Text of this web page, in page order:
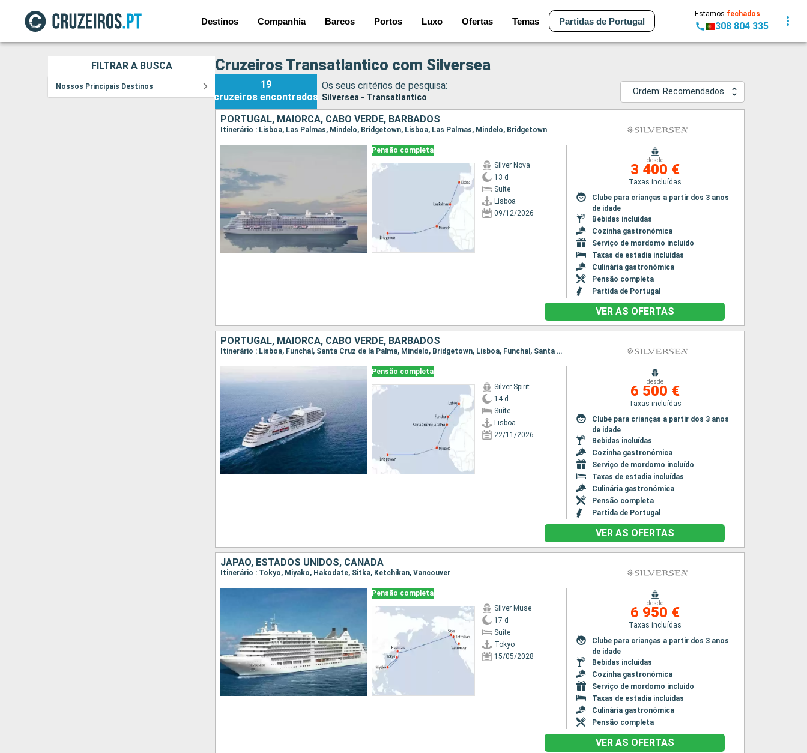
Destinos Companhia Barcos Portos Luxo Ofertas Temas Partidas de Portugal
Estamos fechados
308 804 335
FILTRAR A BUSCA
Nossos Principais Destinos
Cruzeiros Transatlantico com Silversea
19
cruzeiros encontrados
Os seus critérios de pesquisa:
Silversea - Transatlantico
Ordem: Recomendados
PORTUGAL, MAIORCA, CABO VERDE, BARBADOS
Itinerário : Lisboa, Las Palmas, Mindelo, Bridgetown, Lisboa, Las Palmas, Mindelo, Bridgetown
Pensão completa
Silver Nova
13 d
Suíte
Lisboa
09/12/2026
desde
3 400 €
Taxas incluídas
Clube para crianças a partir dos 3 anos
de idade
Bebidas incluídas
Cozinha gastronómica
Serviço de mordomo incluído
Taxas de estadia incluídas
Culinária gastronómica
Pensão completa
Partida de Portugal
VER AS OFERTAS
PORTUGAL, MAIORCA, CABO VERDE, BARBADOS
Itinerário : Lisboa, Funchal, Santa Cruz de la Palma, Mindelo, Bridgetown, Lisboa, Funchal, Santa Cruz de la Palma, Mindelo, Bridgetown
Pensão completa
Silver Spirit
14 d
Suíte
Lisboa
22/11/2026
desde
6 500 €
Taxas incluídas
Clube para crianças a partir dos 3 anos
de idade
Bebidas incluídas
Cozinha gastronómica
Serviço de mordomo incluído
Taxas de estadia incluídas
Culinária gastronómica
Pensão completa
Partida de Portugal
VER AS OFERTAS
JAPÃO, ESTADOS UNIDOS, CANADÁ
Itinerário : Tokyo, Miyako, Hakodate, Sitka, Ketchikan, Vancouver
Pensão completa
Silver Muse
17 d
Suíte
Tokyo
15/05/2028
desde
6 950 €
Taxas incluídas
Clube para crianças a partir dos 3 anos
de idade
Bebidas incluídas
Cozinha gastronómica
Serviço de mordomo incluído
Taxas de estadia incluídas
Culinária gastronómica
Pensão completa
VER AS OFERTAS